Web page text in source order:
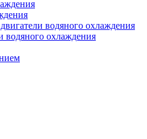
водяного охлаждения
водяного охлаждения